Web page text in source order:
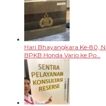
Hari Bhayangkara Ke-80,
BPKB Honda Vario ke Po…